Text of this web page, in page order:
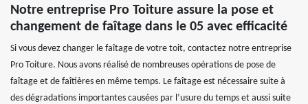
Notre entreprise Pro Toiture assure la pose et
changement de faîtage dans le 05 avec efficacité
Si vous devez changer le faîtage de votre toit, contactez notre entreprise
Pro Toiture. Nous avons réalisé de nombreuses opérations de pose de
faîtage et de faîtières en même temps. Le faîtage est nécessaire suite à
des dégradations importantes causées par l’usure du temps et aussi suite